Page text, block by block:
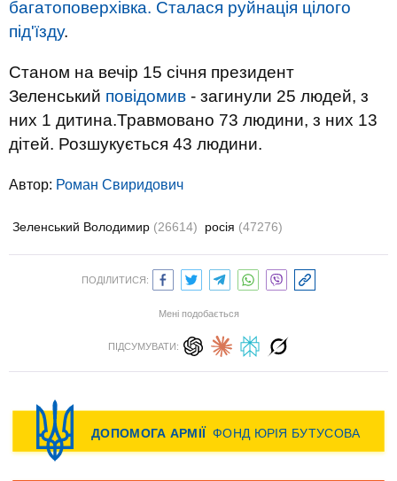
багатоповерхівка. Сталася руйнація цілого
під'їзду.
Станом на вечір 15 січня президент
Зеленський повідомив - загинули 25 людей, з
них 1 дитина.Травмовано 73 людини, з них 13
дітей. Розшукується 43 людини.
Автор: Роман Свиридович
Зеленський Володимир (26614) росія (47276)
ПОДІЛИТИСЯ:
Мені подобається
ПІДСУМУВАТИ: